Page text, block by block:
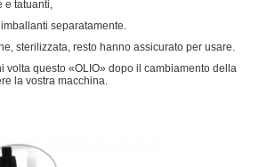
e tatuanti,
separatamente.
sterilizzata, resto hanno assicurato per usare.
volta questo «OLIO» dopo il cambiamento della
la vostra macchina.